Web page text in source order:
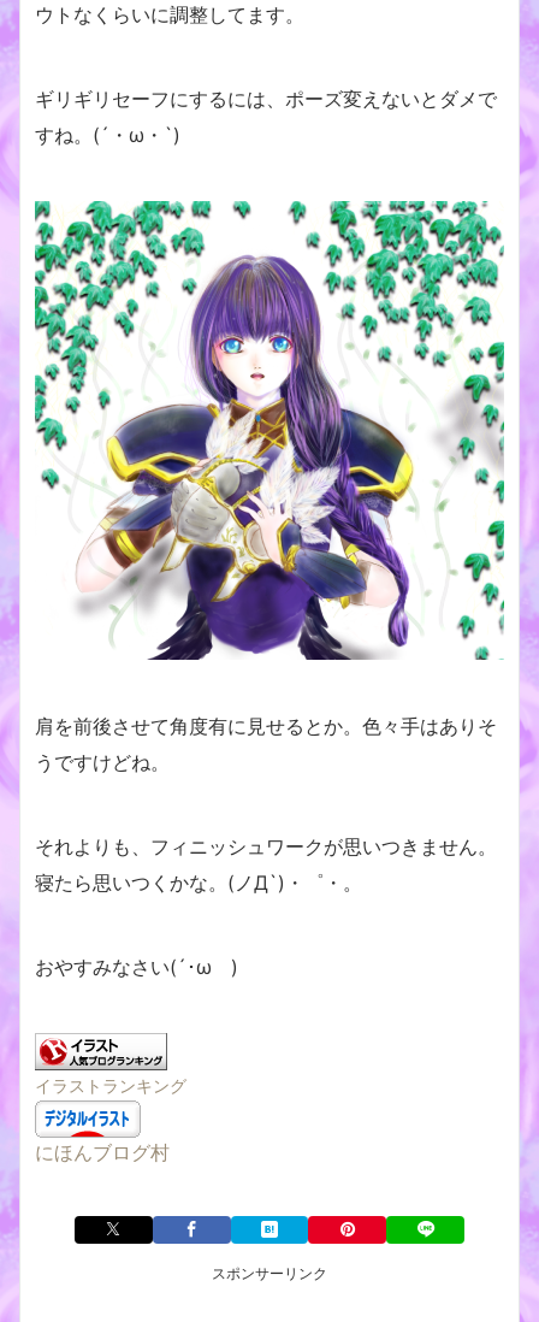
ウトなくらいに調整してます。
ギリギリセーフにするには、ポーズ変えないとダメで
すね。(´・ω・`)
肩を前後させて角度有に見せるとか。色々手はありそ
うですけどね。
それよりも、フィニッシュワークが思いつきません。
寝たら思いつくかな。(ノД`)・゜・。
おやすみなさい(´･ωゞ)
イラストランキング
にほんブログ村
スポンサーリンク